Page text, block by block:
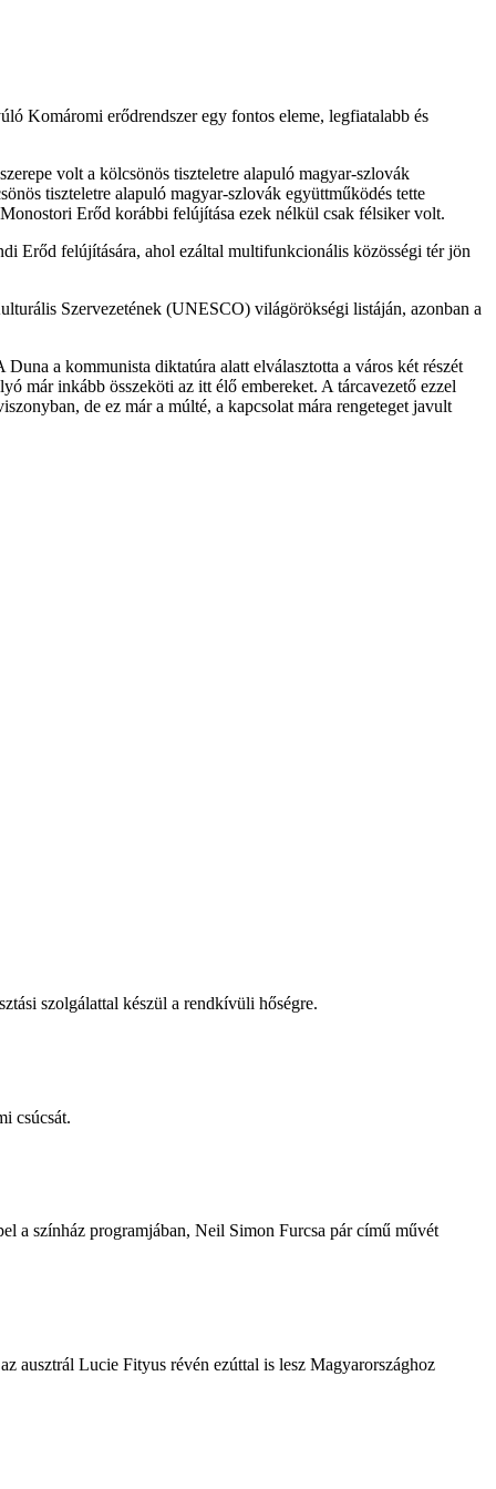
Komáromi erődrendszer egy fontos eleme, legfiatalabb és
volt a kölcsönös tiszteletre alapuló magyar-szlovák
tiszteletre alapuló magyar-szlovák együttműködés tette
Erőd korábbi felújítása ezek nélkül csak félsiker volt.
Erőd felújítására, ahol ezáltal multifunkcionális közösségi tér jön
Szervezetének (UNESCO) világörökségi listáján, azonban a
a kommunista diktatúra alatt elválasztotta a város két részét
már inkább összeköti az itt élő embereket. A tárcavezető ezzel
de ez már a múlté, a kapcsolat mára rengeteget javult
szolgálattal készül a rendkívüli hőségre.
csúcsát.
a színház programjában, Neil Simon Furcsa pár című művét
ausztrál Lucie Fityus révén ezúttal is lesz Magyarországhoz